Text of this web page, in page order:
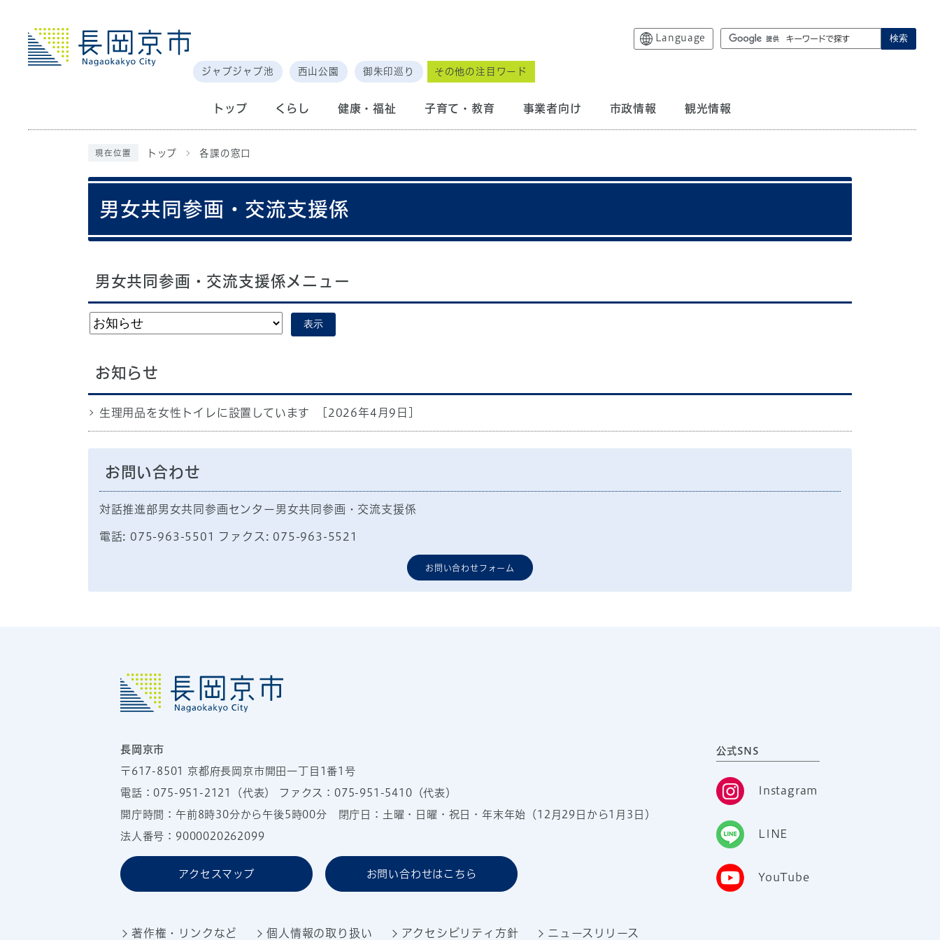
Language 検索
ジャブジャブ池 西山公園 御朱印巡り その他の注目ワード
トップ くらし 健康・福祉 子育て・教育 事業者向け 市政情報 観光情報
現在位置 トップ 各課の窓口
男女共同参画・交流支援係
男女共同参画・交流支援係メニュー
表示
お知らせ
生理用品を女性トイレに設置しています [2026年4月9日]
お問い合わせ
対話推進部男女共同参画センター男女共同参画・交流支援係
電話: 075-963-5501 ファクス: 075-963-5521
お問い合わせフォーム
長岡京市
〒617-8501 京都府長岡京市開田一丁目1番1号
電話：075-951-2121 （代表） ファクス：075-951-5410（代表）
開庁時間：午前8時30分から午後5時00分 閉庁日：土曜・日曜・祝日・年末年始（12月29日から1月3日）
法人番号：9000020262099
アクセスマップ お問い合わせはこちら
公式SNS
Instagram
LINE
YouTube
著作権・リンクなど 個人情報の取り扱い アクセシビリティ方針 ニュースリリース